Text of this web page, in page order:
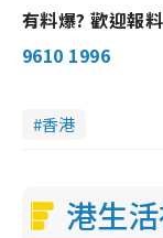
有料爆? 歡迎報
9610 1996
香港
港生